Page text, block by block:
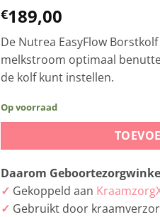
€189,00
De Nutrea EasyFlow
melkstroom optimaal
de kolf kunt instellen.
Op voorraad
Daarom
✓ Gekoppeld aan
✓ Gebruikt door